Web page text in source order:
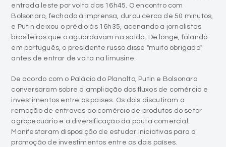
entrada leste por volta das 16h45. O encontro com
Bolsonaro, fechado à imprensa, durou cerca de 50 minutos,
e Putin deixou o prédio às 16h35, acenando a jornalistas
brasileiros que o aguardavam na saída. De longe, falando
em português, o presidente russo disse "muito obrigado"
antes de entrar de volta na limusine.
De acordo com o Palácio do Planalto, Putin e Bolsonaro
conversaram sobre a ampliação dos fluxos de comércio e
investimentos entre os países. Os dois discutiram a
remoção de entraves ao comércio de produtos do setor
agropecuário e a diversificação da pauta comercial.
Manifestaram disposição de estudar iniciativas para a
promoção de investimentos entre os dois países.